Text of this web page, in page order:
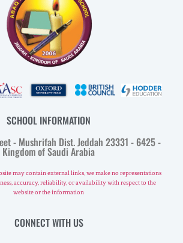
SCHOOL INFORMATION
- Mushrifah Dist. Jeddah 23331 - 6425 -
Kingdom of Saudi Arabia
may contain external links, we make no representations
accuracy, reliability, or availability with respect to the
website or the information
CONNECT WITH US